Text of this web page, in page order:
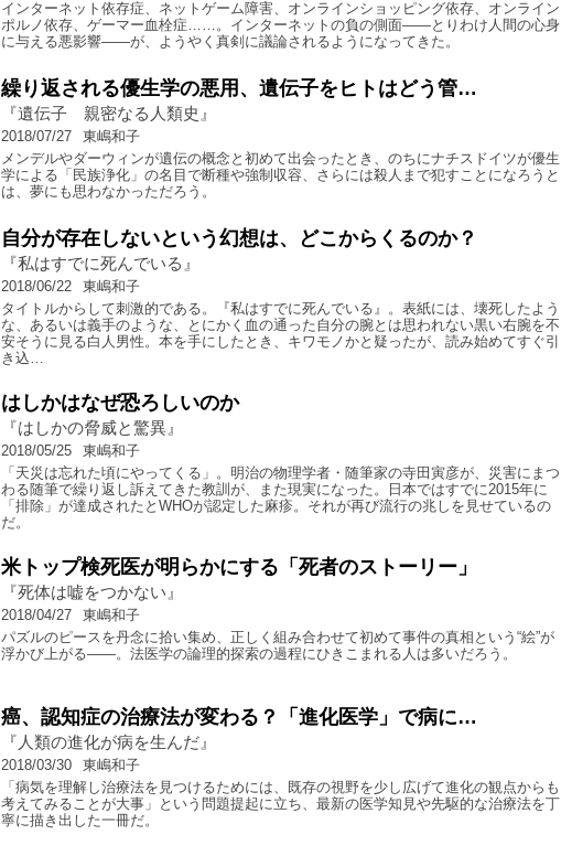
インターネット依存症、ネットゲーム障害、オンラインショッピング依存、オンライン
ポルノ依存、ゲーマー血栓症……。インターネットの負の側面――とりわけ人間の心身
に与える悪影響――が、ようやく真剣に議論されるようになってきた。
繰り返される優生学の悪用、遺伝子をヒトはどう管…
『遺伝子 親密なる人類史』
2018/07/27
東嶋和子
メンデルやダーウィンが遺伝の概念と初めて出会ったとき、のちにナチスドイツが優生
学による「民族浄化」の名目で断種や強制収容、さらには殺人まで犯すことになろうと
は、夢にも思わなかっただろう。
自分が存在しないという幻想は、どこからくるのか？
『私はすでに死んでいる』
2018/06/22
東嶋和子
タイトルからして刺激的である。『私はすでに死んでいる』。表紙には、壊死したよう
な、あるいは義手のような、とにかく血の通った自分の腕とは思われない黒い右腕を不
安そうに見る白人男性。本を手にしたとき、キワモノかと疑ったが、読み始めてすぐ引
き込…
はしかはなぜ恐ろしいのか
『はしかの脅威と驚異』
2018/05/25
東嶋和子
「天災は忘れた頃にやってくる」。明治の物理学者・随筆家の寺田寅彦が、災害にまつ
わる随筆で繰り返し訴えてきた教訓が、また現実になった。日本ではすでに2015年に
「排除」が達成されたとWHOが認定した麻疹。それが再び流行の兆しを見せているの
だ。
米トップ検死医が明らかにする「死者のストーリー」
『死体は嘘をつかない』
2018/04/27
東嶋和子
パズルのピースを丹念に拾い集め、正しく組み合わせて初めて事件の真相という“絵”が
浮かび上がる――。法医学の論理的探索の過程にひきこまれる人は多いだろう。
癌、認知症の治療法が変わる？「進化医学」で病に…
『人類の進化が病を生んだ』
2018/03/30
東嶋和子
「病気を理解し治療法を見つけるためには、既存の視野を少し広げて進化の観点からも
考えてみることが大事」という問題提起に立ち、最新の医学知見や先駆的な治療法を丁
寧に描き出した一冊だ。